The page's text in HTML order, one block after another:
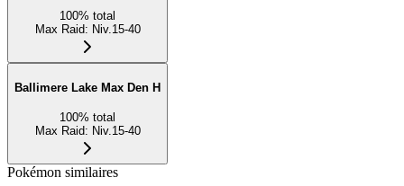
100% total
Max Raid: Niv.15-40
Ballimere Lake Max Den H
100% total
Max Raid: Niv.15-40
Pokémon similaires